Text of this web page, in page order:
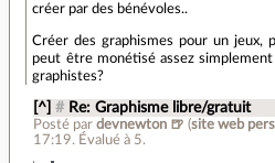
créer par des bénévoles..
Créer des graphismes pour un jeux,
peut être monétisé assez
graphistes?
[^] # Re: Graphisme libre/gratuit
Posté par devnewton 🍺 (site web
17:19. Évalué à 5.